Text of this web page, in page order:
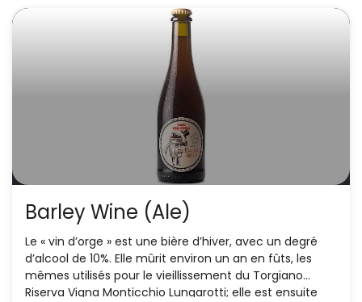
Barley Wine (Ale)
Le « vin d’orge » est une bière d’hiver, avec un degré
d’alcool de 10%. Elle mûrit environ un an en fûts, les
mêmes utilisés pour le vieillissement du Torgiano
Riserva Vigna Monticchio Lungarotti; elle est ensuite